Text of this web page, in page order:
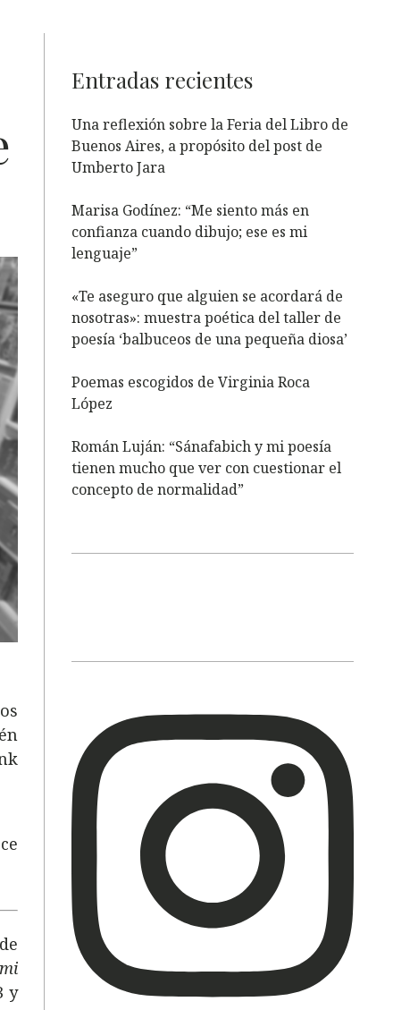
y
Entradas recientes
Una reflexión sobre la Feria del Libro de
Buenos Aires, a propósito del post de
Umberto Jara
Marisa Godínez: “Me siento más en
confianza cuando dibujo; ese es mi
lenguaje”
«Te aseguro que alguien se acordará de
nosotras»: muestra poética del taller de
poesía ‘balbuceos de una pequeña diosa’
Poemas escogidos de Virginia Roca
López
Román Luján: “Sánafabich y mi poesía
tienen mucho que ver con cuestionar el
concepto de normalidad”